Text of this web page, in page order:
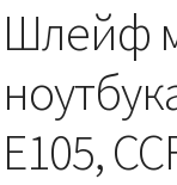
Шлейф
E105,